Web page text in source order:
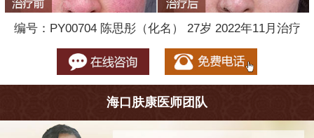
编号：PY00704 陈思彤（化名） 27岁 2022年11月治疗
海口肤康医师团队